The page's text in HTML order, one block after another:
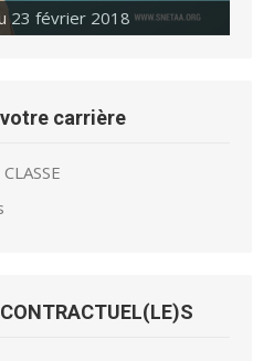
23 février 2018
votre carrière